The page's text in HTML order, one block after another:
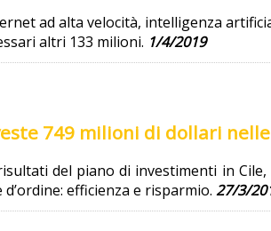
ad alta velocità, intelligenza
altri 133 milioni. 1/4/2019
749 milioni di dollari
del piano di investimenti in
efficienza e risparmio. 27/3/